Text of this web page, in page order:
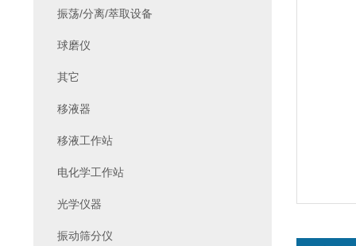
振荡/分离/萃取设备
球磨仪
其它
移液器
移液工作站
电化学工作站
光学仪器
振动筛分仪